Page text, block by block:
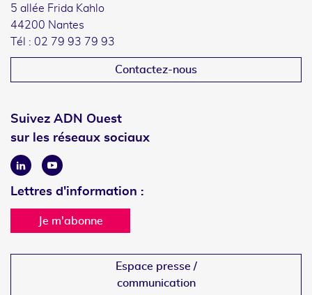
5 allée Frida Kahlo
44200 Nantes
Tél : 02 79 93 79 93
Contactez-nous
Suivez ADN Ouest
sur les réseaux sociaux
LinkedinYoutube
Lettres d'information :
Je m'abonne
Espace presse /
communication